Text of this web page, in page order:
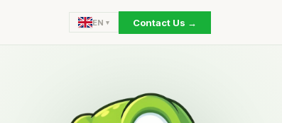
EN Contact Us →